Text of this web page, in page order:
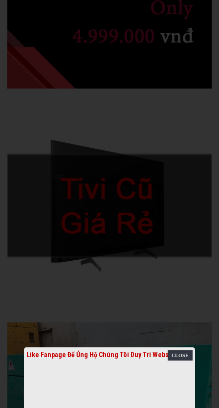
Like Fanpage Để Ủng Hộ Chúng Tôi Duy Trì Website